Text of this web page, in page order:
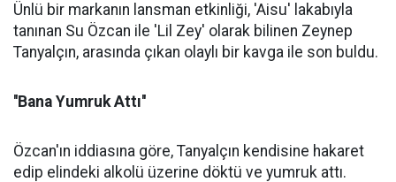
Ünlü bir markanın lansman etkinliği, 'Aisu' lakabıyla
tanınan Su Özcan ile 'Lil Zey' olarak bilinen Zeynep
Tanyalçın, arasında çıkan olaylı bir kavga ile son buldu.
''Bana Yumruk Attı''
Özcan'ın iddiasına göre, Tanyalçın kendisine hakaret
edip elindeki alkolü üzerine döktü ve yumruk attı.